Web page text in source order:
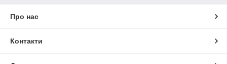
Про нас
Контакти